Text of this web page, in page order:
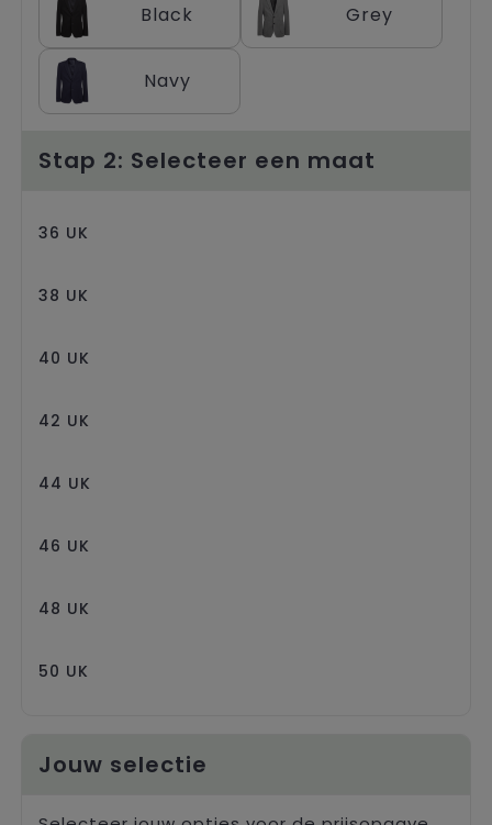
Trolleys
Black Grey
Navy
Stap 2: Selecteer een maat
36 UK
38 UK
40 UK
42 UK
44 UK
46 UK
48 UK
50 UK
Jouw selectie